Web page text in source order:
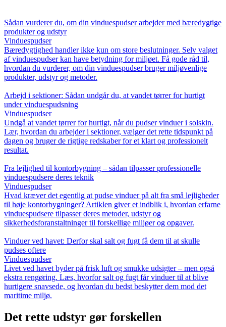
Sådan vurderer du, om din vinduespudser arbejder med bæredygtige
produkter og udstyr
Vinduespudser
Bæredygtighed handler ikke kun om store beslutninger. Selv valget
af vinduespudser kan have betydning for miljøet. Få gode råd til,
hvordan du vurderer, om din vinduespudser bruger miljøvenlige
produkter, udstyr og metoder.
Arbejd i sektioner: Sådan undgår du, at vandet tørrer for hurtigt
under vinduespudsning
Vinduespudser
Undgå at vandet tørrer for hurtigt, når du pudser vinduer i solskin.
Lær, hvordan du arbejder i sektioner, vælger det rette tidspunkt på
dagen og bruger de rigtige redskaber for et klart og professionelt
resultat.
Fra lejlighed til kontorbygning – sådan tilpasser professionelle
vinduespudsere deres teknik
Vinduespudser
Hvad kræver det egentlig at pudse vinduer på alt fra små lejligheder
til høje kontorbygninger? Artiklen giver et indblik i, hvordan erfarne
vinduespudsere tilpasser deres metoder, udstyr og
sikkerhedsforanstaltninger til forskellige miljøer og opgaver.
Vinduer ved havet: Derfor skal salt og fugt få dem til at skulle
pudses oftere
Vinduespudser
Livet ved havet byder på frisk luft og smukke udsigter – men også
ekstra rengøring. Læs, hvorfor salt og fugt får vinduer til at blive
hurtigere snavsede, og hvordan du bedst beskytter dem mod det
maritime miljø.
Det rette udstyr gør forskellen